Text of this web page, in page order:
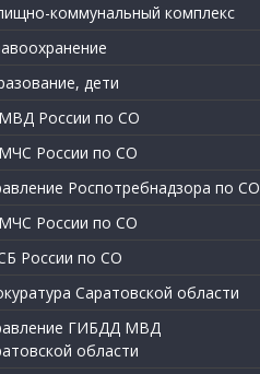
коммунальный комплекс
дети
России по СО
России по СО
Роспотребнадзора по СО
России по СО
России по СО
Саратовской области
ГИБДД МВД
области